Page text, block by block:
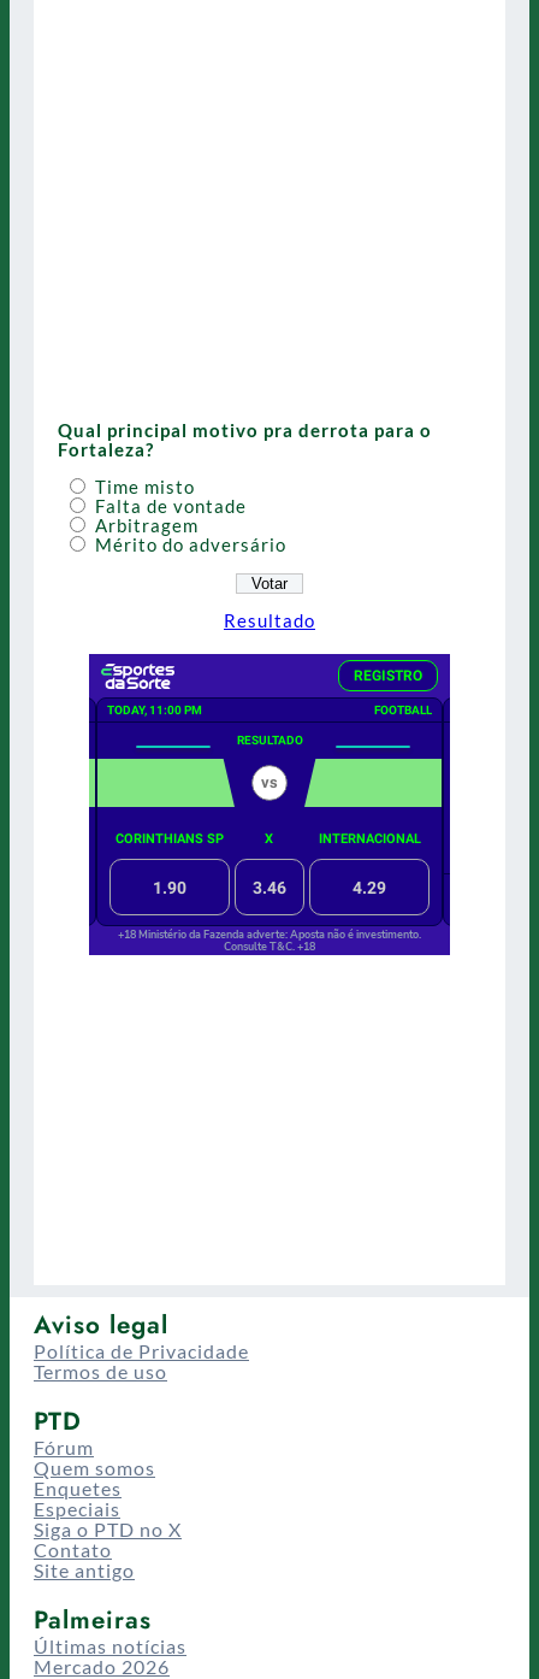
Qual principal motivo pra derrota para o
Fortaleza?
Time misto
Falta de vontade
Arbitragem
Mérito do adversário
Resultado
Aviso legal
Política de Privacidade
Termos de uso
PTD
Fórum
Quem somos
Enquetes
Especiais
Siga o PTD no X
Contato
Site antigo
Palmeiras
Últimas notícias
Mercado 2026